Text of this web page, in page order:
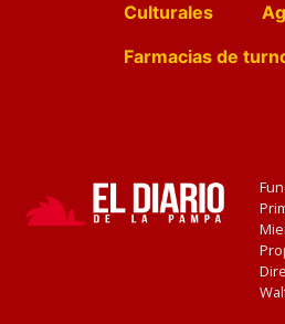
Culturales
Farmacias de